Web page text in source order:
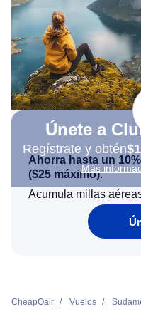
Únete a
Regístrate y obtén
Más
Ahorra hasta un 10%
($25 máximo).
Acumula millas
CheapOair Vuelos